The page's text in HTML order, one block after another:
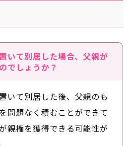
いて別居した場合、父親が
でしょうか？
いて別居した後、父親のも
問題なく積むことができて
親権を獲得できる可能性が